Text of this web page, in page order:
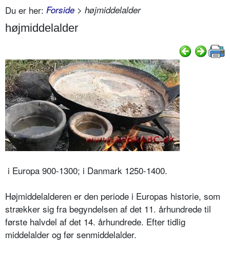
Du er her: Forside > højmiddelalder
højmiddelalder
i Europa 900-1300; i Danmark 1250-1400.
Højmiddelalderen er den periode i Europas historie, som
strækker sig fra begyndelsen af det 11. århundrede til
første halvdel af det 14. århundrede. Efter tidlig
middelalder og før senmiddelalder.